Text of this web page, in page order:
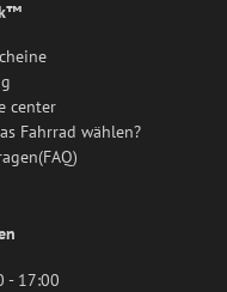
center
Fahrrad wählen?
- 17:00